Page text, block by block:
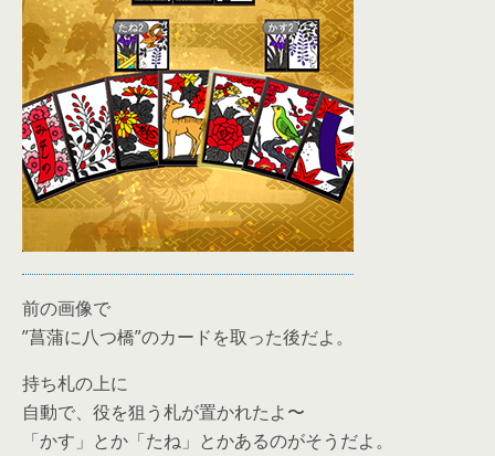
前の画像で
”菖蒲に八つ橋”のカードを取った後だよ。
持ち札の上に
自動で、役を狙う札が置かれたよ〜
「かす」とか「たね」とかあるのがそうだよ。